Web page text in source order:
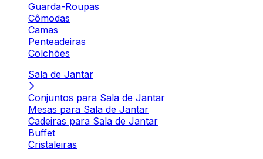
Guarda-Roupas
Cômodas
Camas
Penteadeiras
Colchões
Sala de Jantar
Conjuntos para Sala de Jantar
Mesas para Sala de Jantar
Cadeiras para Sala de Jantar
Buffet
Cristaleiras